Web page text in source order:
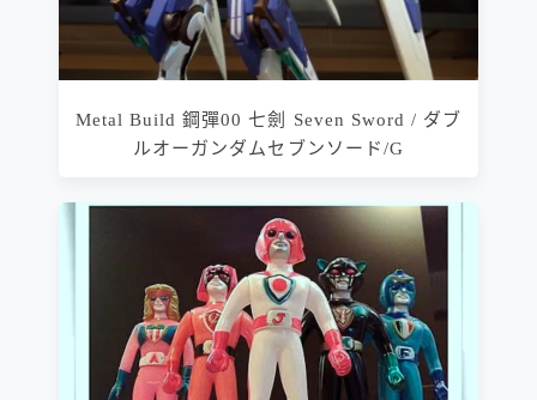
Metal Build 鋼彈00 七劍 Seven Sword / ダブ
ルオーガンダムセブンソード/G